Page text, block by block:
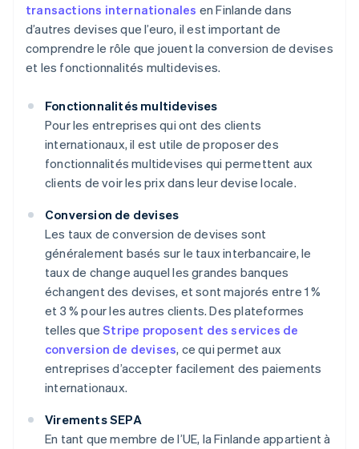
transactions internationales en Finlande dans
d’autres devises que l’euro, il est important de
comprendre le rôle que jouent la conversion de devises
et les fonctionnalités multidevises.
Fonctionnalités multidevises
Pour les entreprises qui ont des clients
internationaux, il est utile de proposer des
fonctionnalités multidevises qui permettent aux
clients de voir les prix dans leur devise locale.
Conversion de devises
Les taux de conversion de devises sont
généralement basés sur le taux interbancaire, le
taux de change auquel les grandes banques
échangent des devises, et sont majorés entre 1 %
et 3 % pour les autres clients. Des plateformes
telles queStripe proposent des services de
conversion de devises, ce qui permet aux
entreprises d’accepter facilement des paiements
internationaux.
Virements SEPA
En tant que membre de l’UE, la Finlande appartient à